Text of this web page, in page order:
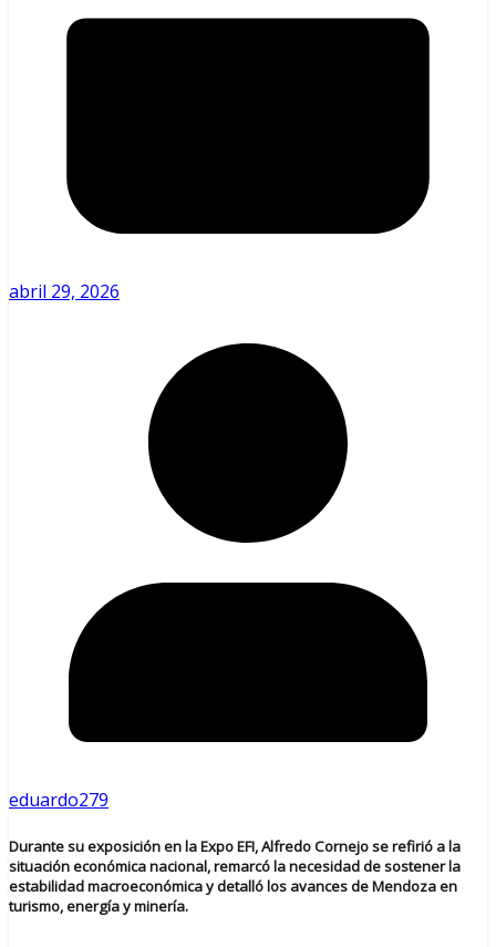
abril 29, 2026
eduardo279
Durante su exposición en la Expo EFI, Alfredo Cornejo se refirió a la
situación económica nacional, remarcó la necesidad de sostener la
estabilidad macroeconómica y detalló los avances de Mendoza en
turismo, energía y minería.